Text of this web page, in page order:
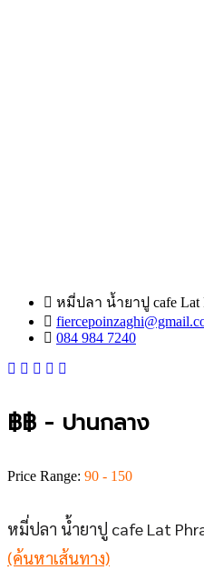
หมี่ปลา น้ำยาปู cafe Lat
084 984 7240
฿฿ - ปานกลาง
Price Range: 90 - 150
หมี่ปลา น้ำยาปู cafe Lat
(ค้นหาเส้นทาง)